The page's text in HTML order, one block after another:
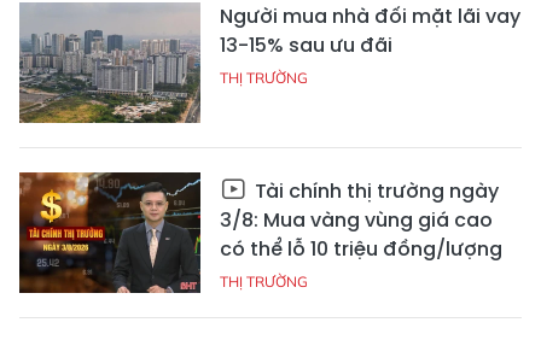
Người mua nhà đối mặt lãi vay
13-15% sau ưu đãi
THỊ TRƯỜNG
Tài chính thị trường ngày
3/8: Mua vàng vùng giá cao
có thể lỗ 10 triệu đồng/lượng
THỊ TRƯỜNG